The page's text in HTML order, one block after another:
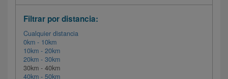
Filtrar por distancia:
Cualquier distancia
0km - 10km
10km - 20km
20km - 30km
30km - 40km
40km - 50km